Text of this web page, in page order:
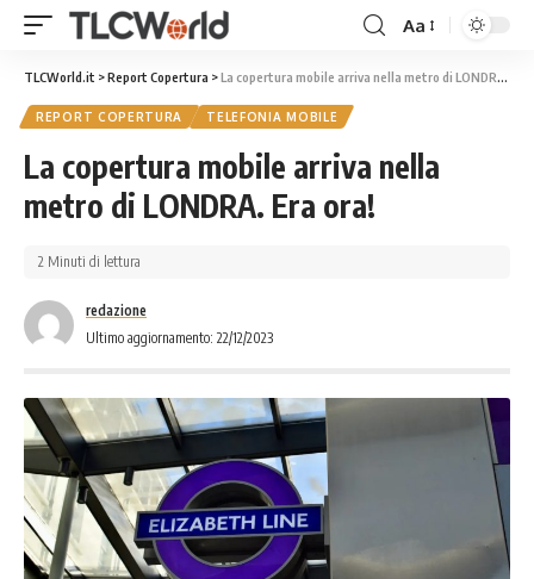
Aa
TLCWorld.it >Report Copertura >La copertura mobile arriva nella metro di LONDRA. Era ora!
REPORT COPERTURA TELEFONIA MOBILE
La copertura mobile arriva nella
metro di LONDRA. Era ora!
Ultimo aggiornamento: 22/12/2023
redazione
2 Minuti di lettura